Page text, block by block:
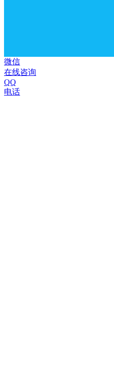
微信
在线咨询
QQ
电话